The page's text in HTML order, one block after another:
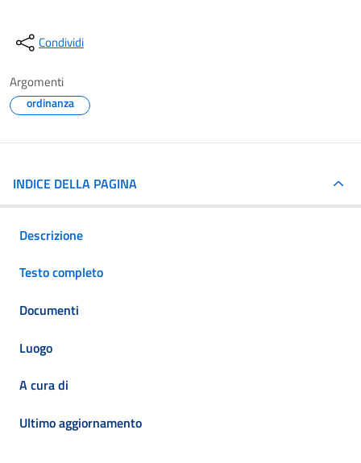
Condividi
Argomenti
ordinanza
INDICE DELLA PAGINA
Descrizione
Testo completo
Documenti
Luogo
A cura di
Ultimo aggiornamento